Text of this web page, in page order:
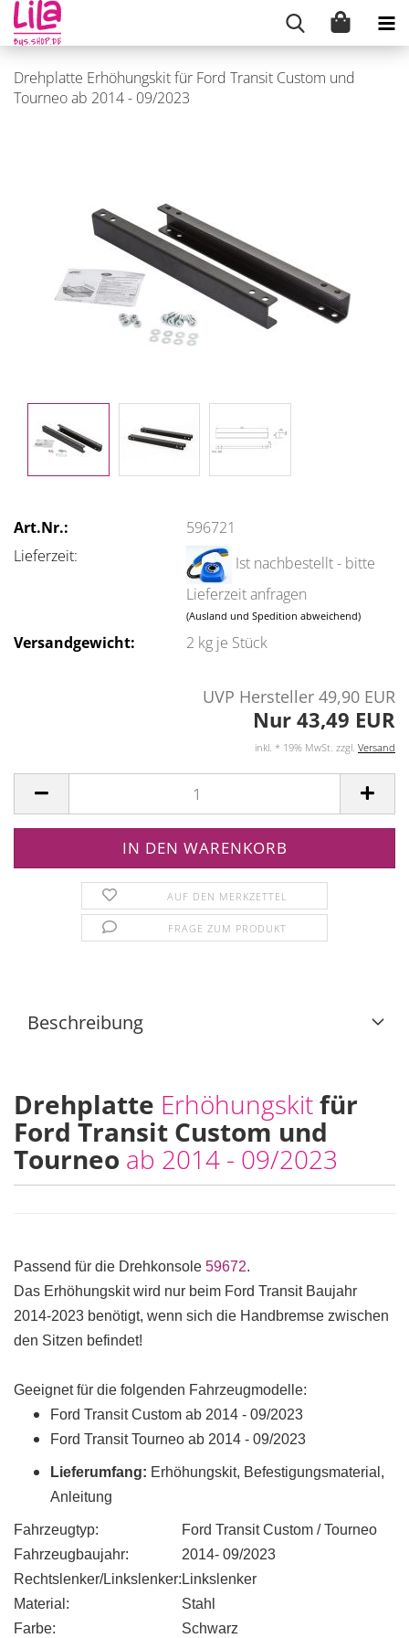
Drehplatte Erhöhungskit für Ford Transit Custom und
Tourneo ab 2014 - 09/2023
Art.Nr.:
596721
Lieferzeit:
Ist nachbestellt - bitte
Lieferzeit anfragen
(Ausland und Spedition abweichend)
Versandgewicht: 2 kg je Stück
UVP Hersteller 49,90 EUR
Nur 43,49 EUR
inkl. * 19% MwSt. zzgl. Versand
AUF DEN MERKZETTEL
FRAGE ZUM PRODUKT
Beschreibung
Drehplatte Erhöhungskitfür
Ford Transit Custom und
Tourneo ab 2014 - 09/2023
Passend für die Drehkonsole 59672.
Das Erhöhungskit wird nur beim Ford Transit Baujahr
2014-2023 benötigt, wenn sich die Handbremse zwischen
den Sitzen befindet!
Geeignet für die folgenden Fahrzeugmodelle:
Ford Transit Custom ab 2014 - 09/2023
Ford Transit Tourneo ab 2014 - 09/2023
Lieferumfang: Erhöhungskit, Befestigungsmaterial,
Anleitung
Fahrzeugtyp:
Ford Transit Custom / Tourneo
Fahrzeugbaujahr:
2014- 09/2023
Rechtslenker/Linkslenker: Linkslenker
Material:
Stahl
Farbe:
Schwarz